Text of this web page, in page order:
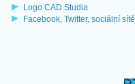
Logo CAD Studia
Facebook, Twitter, sociální sítě